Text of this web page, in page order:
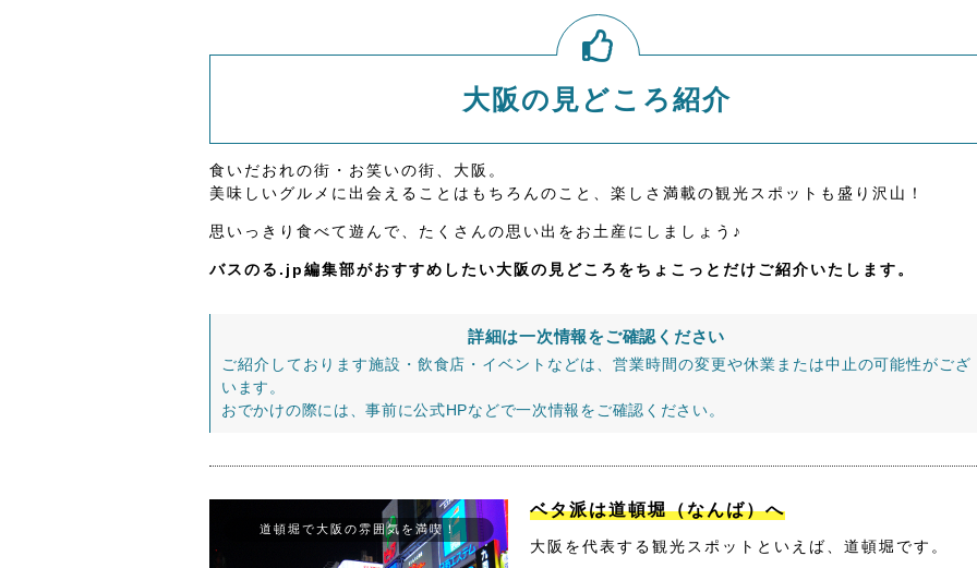
大阪の見どころ紹介
食いだおれの街・お笑いの街、大阪。
美味しいグルメに出会えることはもちろんのこと、楽しさ満載の観光スポットも盛り沢山！
思いっきり食べて遊んで、たくさんの思い出をお土産にしましょう♪
バスのる.jp編集部がおすすめしたい大阪の見どころをちょこっとだけご紹介いたします。
詳細は一次情報をご確認ください
ご紹介しております施設・飲食店・イベントなどは、営業時間の変更や休業または中止の可能性がござ
います。
おでかけの際には、事前に公式HPなどで一次情報をご確認ください。
道頓堀で大阪の雰囲気を満喫！
ベタ派は道頓堀（なんば）へ
大阪を代表する観光スポットといえば、道頓堀です。